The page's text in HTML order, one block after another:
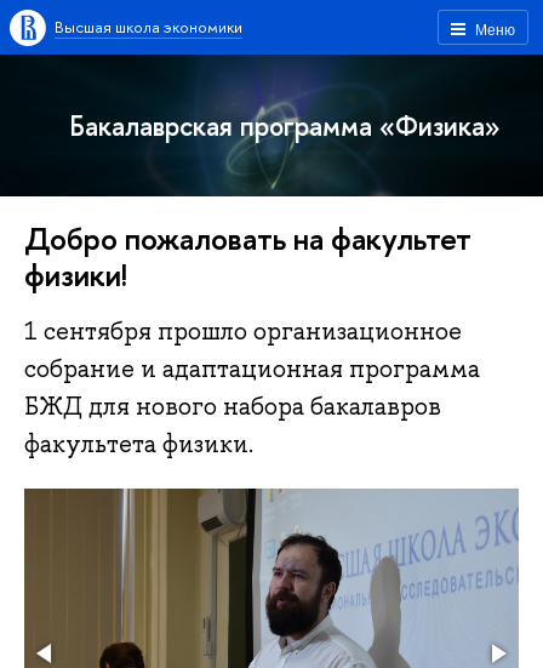
Меню
Высшая школа экономики
Бакалаврская программа «Физика»
Добро пожаловать на факультет
физики!
1 сентября прошло организационное
собрание и адаптационная программа
БЖД для нового набора бакалавров
факультета физики.